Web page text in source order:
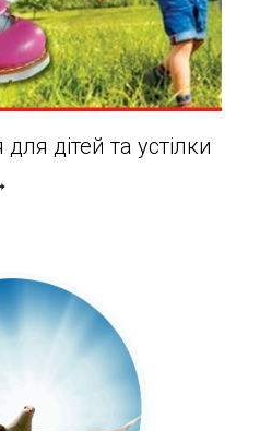
дітей та устілки